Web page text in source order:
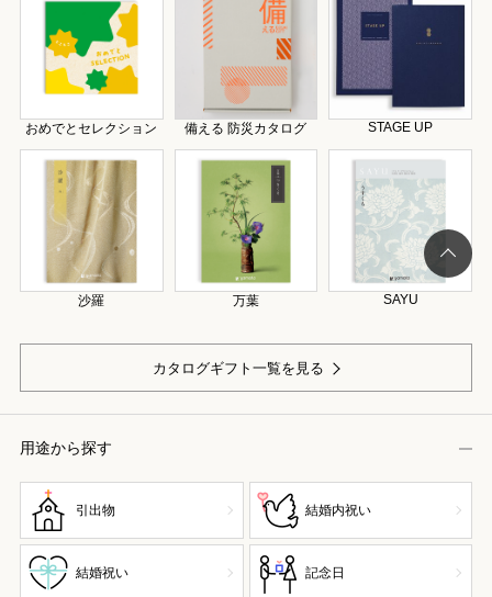
おめでとセレクション 備える 防災カタログ STAGE UP
沙羅 万葉 SAYU
カタログギフト一覧を見る
用途から探す
引出物 結婚内祝い
結婚祝い 記念日